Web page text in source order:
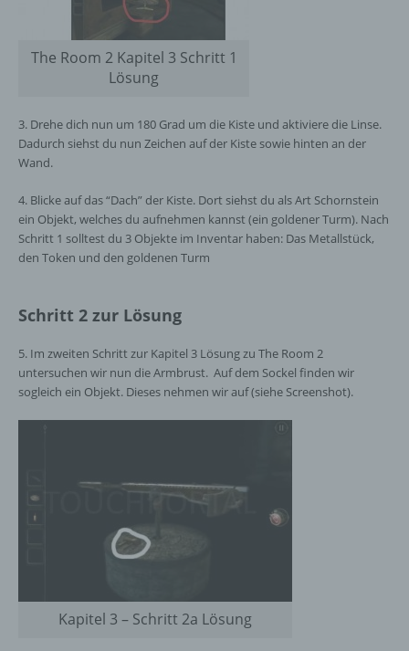
The Room 2 Kapitel 3 Schritt 1
Lösung
3. Drehe dich nun um 180 Grad um die Kiste und aktiviere die Linse.
Dadurch siehst du nun Zeichen auf der Kiste sowie hinten an der
Wand.
4. Blicke auf das “Dach” der Kiste. Dort siehst du als Art Schornstein
ein Objekt, welches du aufnehmen kannst (ein goldener Turm). Nach
Schritt 1 solltest du 3 Objekte im Inventar haben: Das Metallstück,
den Token und den goldenen Turm
Schritt 2 zur Lösung
5. Im zweiten Schritt zur Kapitel 3 Lösung zu The Room 2
untersuchen wir nun die Armbrust. Auf dem Sockel finden wir
sogleich ein Objekt. Dieses nehmen wir auf (siehe Screenshot).
Kapitel 3 – Schritt 2a Lösung